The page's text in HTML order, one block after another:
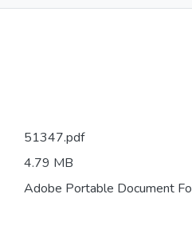
51347.pdf
4.79 MB
Adobe Portable Document